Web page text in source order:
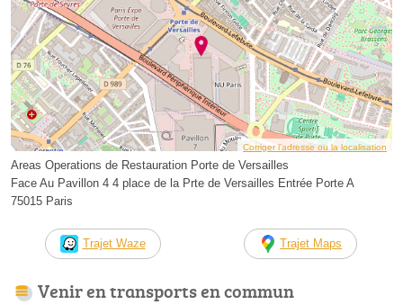
Corriger l’adresse ou la localisation
Areas Operations de Restauration Porte de Versailles
Face Au Pavillon 4 4 place de la Prte de Versailles Entrée Porte A
75015 Paris
Trajet Waze Trajet Maps
Venir en transports en commun